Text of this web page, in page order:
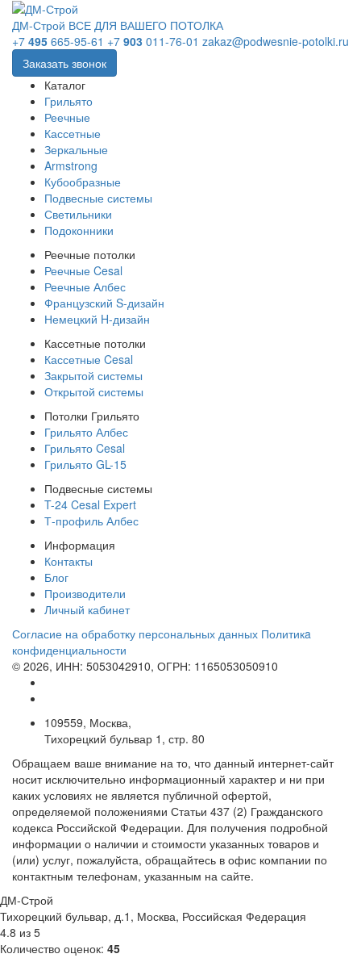
ДМ-Строй ВСЕ ДЛЯ ВАШЕГО ПОТОЛКА
+7 495 665-95-61 +7 903 011-76-01 zakaz@podwesnie-potolki.ru
Заказать звонок
Каталог
Грильято
Реечные
Кассетные
Зеркальные
Armstrong
Кубообразные
Подвесные системы
Светильники
Подоконники
Реечные потолки
Реечные Cesal
Реечные Албес
Французский S-дизайн
Немецкий H-дизайн
Кассетные потолки
Кассетные Cesal
Закрытой системы
Открытой системы
Потолки Грильято
Грильято Албес
Грильято Cesal
Грильято GL-15
Подвесные системы
T-24 Cesal Expert
Т-профиль Албес
Информация
Контакты
Блог
Производители
Личный кабинет
Согласие на обработку персональных данных Политикa
конфиденциальности
© 2026, ИНН: 5053042910, ОГРН: 1165053050910
109559, Москва,
Тихорецкий бульвар 1, стр. 80
Обращаем ваше внимание на то, что данный интернет-сайт
носит исключительно информационный характер и ни при
каких условиях не является публичной офертой,
определяемой положениями Статьи 437 (2) Гражданского
кодекса Российской Федерации. Для получения подробной
информации о наличии и стоимости указанных товаров и
(или) услуг, пожалуйста, обращайтесь в офис компании по
контактным телефонам, указанным на сайте.
ДМ-Строй
Тихорецкий бульвар, д.1 , Москва, Российская Федерация
4.8 из 5
Количество оценок: 45